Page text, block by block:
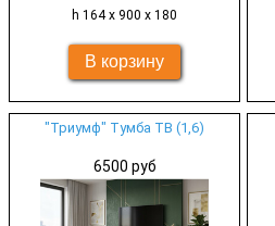
h 164 х 900 х 180
"Триумф" Тумба ТВ (1,6)
6500 руб